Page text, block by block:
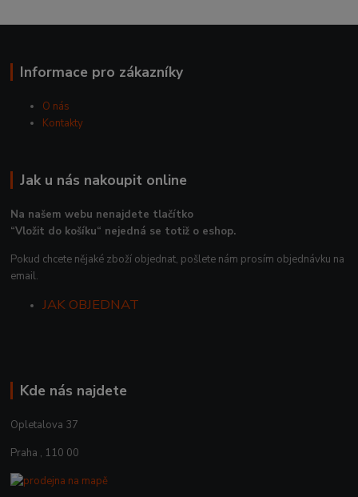
Informace pro zákazníky
O nás
Kontakty
Jak u nás nakoupit online
Na našem webu nenajdete tlačítko
“Vložit do košíku“ nejedná se totiž o eshop.
Pokud chcete nějaké zboží objednat, pošlete nám prosím objednávku na
email.
JAK OBJEDNAT
Kde nás najdete
Opletalova 37
Praha , 110 00